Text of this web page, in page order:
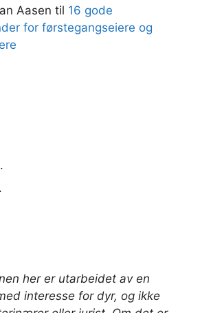
Aasen til 16 gode
for førstegangseiere og
.
her er utarbeidet av en
interesse for dyr, og ikke